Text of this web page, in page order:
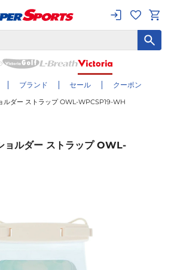
ブランド セール クーポン
ルダー ストラップ OWL-WPCSP19-WH
ョルダー ストラップ OWL-